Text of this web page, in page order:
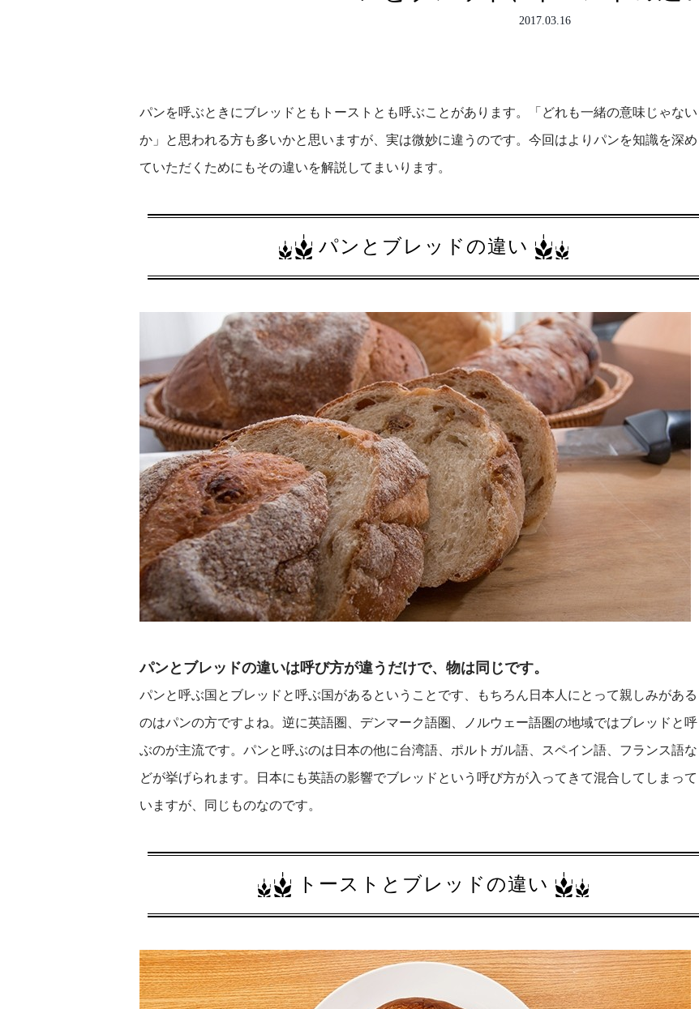
2017.03.16
パンを呼ぶときにブレッドともトーストとも呼ぶことがあります。「どれも一緒の意味じゃない
か」と思われる方も多いかと思いますが、実は微妙に違うのです。今回はよりパンを知識を深め
ていただくためにもその違いを解説してまいります。
パンとブレッドの違い
パンとブレッドの違いは呼び方が違うだけで、物は同じです。
パンと呼ぶ国とブレッドと呼ぶ国があるということです、もちろん日本人にとって親しみがある
のはパンの方ですよね。逆に英語圏、デンマーク語圏、ノルウェー語圏の地域ではブレッドと呼
ぶのが主流です。パンと呼ぶのは日本の他に台湾語、ポルトガル語、スペイン語、フランス語な
どが挙げられます。日本にも英語の影響でブレッドという呼び方が入ってきて混合してしまって
いますが、同じものなのです。
トーストとブレッドの違い